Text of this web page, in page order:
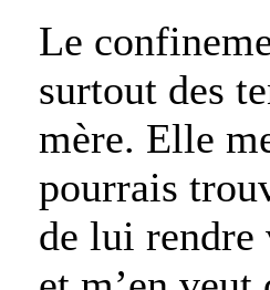
Le
surtout des
mère. Elle
pourrais
de lui rendre